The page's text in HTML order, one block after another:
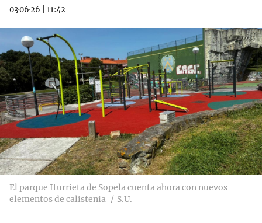
03·06·26
11:42
El parque Iturrieta de Sopela cuenta ahora con nuevos
elementos de calistenia
S.U.